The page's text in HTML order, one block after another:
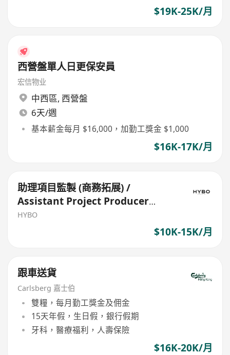
$19K-25K/月
西營盤單人日更保安員
宏信物业
中西區, 西營盤
6天/週
基本薪金每月 $16,000，加勤工獎金 $1,000
$16K-17K/月
助理項目監製 (商務拓展) /
Assistant Project Producer
(Business Development)
HYBO
$10K-15K/月
跟車送貨
Carlsberg 嘉士伯
雙糧，每月勤工獎金及佣金
15天年假，生日假，銀行假期
牙科，醫療福利，人壽保險
$16K-20K/月